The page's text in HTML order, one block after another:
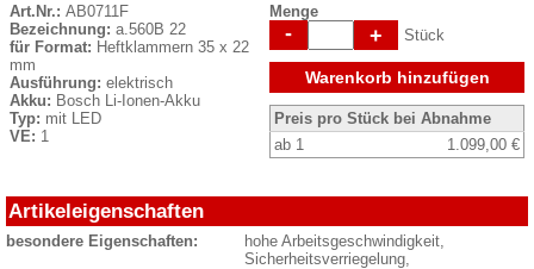
Art.Nr.: AB0711F
Bezeichnung: a.560B 22
für Format: Heftklammern 35 x 22
mm
Ausführung: elektrisch
Akku: Bosch Li-Ionen-Akku
Typ: mit LED
VE: 1
Menge
- + Stück
Warenkorb hinzufügen
Preis pro Stück bei Abnahme
ab 1
1.099,00 €
Artikeleigenschaften
besondere Eigenschaften:
hohe Arbeitsgeschwindigkeit,
Sicherheitsverriegelung,